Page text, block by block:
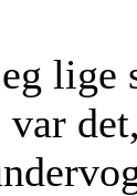
lige
var